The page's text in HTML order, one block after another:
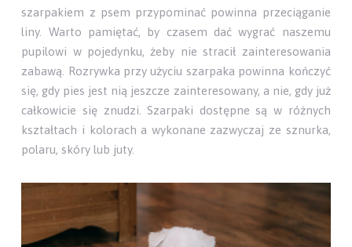
szarpakiem z psem przypominać powinna przeciąganie
liny. Warto pamiętać, by czasem dać wygrać naszemu
pupilowi w pojedynku, żeby nie stracił zainteresowania
zabawą. Rozrywka przy użyciu szarpaka powinna kończyć
się, gdy pies jest nią jeszcze zainteresowany, a nie, gdy już
całkowicie się znudzi. Szarpaki dostępne są w różnych
kształtach i kolorach a wykonane zazwyczaj ze sznurka,
polaru, skóry lub juty.